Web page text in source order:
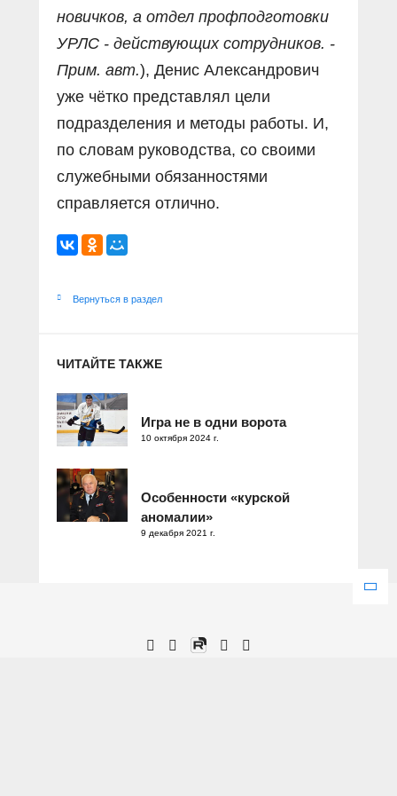
новичков, а отдел профподготовки
УРЛС - действующих сотрудников. -
Прим. авт.), Денис Александрович
уже чётко представлял цели
подразделения и методы работы. И,
по словам руководства, со своими
служебными обязанностями
справляется отлично.
Вернуться в раздел
ЧИТАЙТЕ ТАКЖЕ
Игра не в одни ворота
10 октября 2024 г.
Особенности «курской
аномалии»
9 декабря 2021 г.